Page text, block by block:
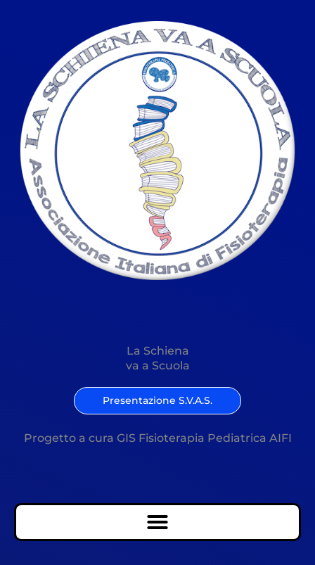
La Schiena
va a Scuola
Presentazione S.V.A.S.
Progetto a cura GIS Fisioterapia Pediatrica AIFI